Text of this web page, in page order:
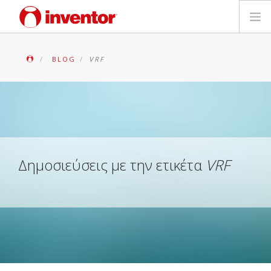
ΕΓΓΥΗΣΗ
Δίκτυο Καταστημάτων
BLOG VRF
Δημοσιεύσεις με την ετικέτα VRF